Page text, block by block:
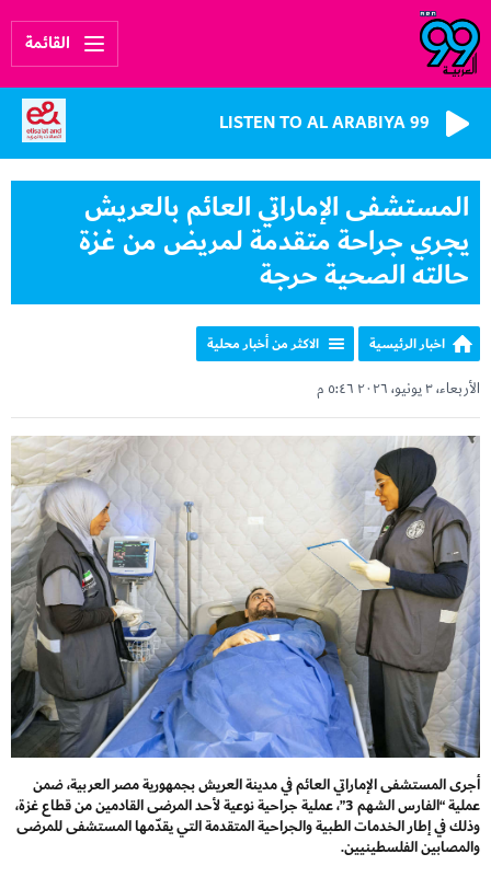
القائمة
LISTEN TO AL ARABIYA 99
المستشفى الإماراتي العائم بالعريش
يجري جراحة متقدمة لمريض من غزة
حالته الصحية حرجة
اخبار الرئيسية
الاكثر من أخبار محلية
الأربعاء، ٣ يونيو، ٢٠٢٦ ٥:٤٦ م
أجرى المستشفى الإماراتي العائم في مدينة العريش بجمهورية مصر العربية، ضمن
عملية “الفارس الشهم 3”، عملية جراحية نوعية لأحد المرضى القادمين من قطاع غزة،
وذلك في إطار الخدمات الطبية والجراحية المتقدمة التي يقدّمها المستشفى للمرضى
والمصابين الفلسطينيين.